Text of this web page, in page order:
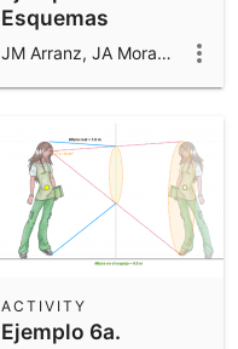
Esquemas
JM Arranz, JA Mora, M Sada y R Losada
Ejemplo 6a.
ACTIVITY